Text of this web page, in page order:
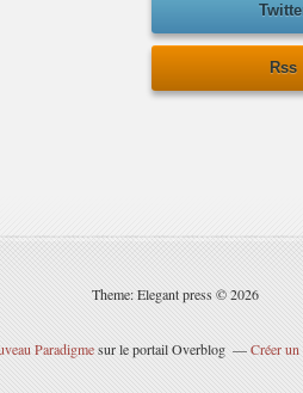
Rss
Theme: Elegant press © 2026
Paradigmesur le portail Overblog Créer